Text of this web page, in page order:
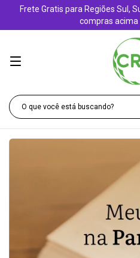
Frete Gratis para Regiões Sul,
compras acima